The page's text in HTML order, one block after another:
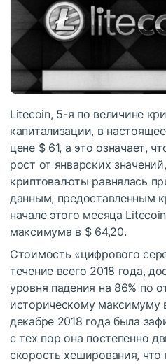
Litecoin, 5-я по величине
капитализации, в
цене $ 61, а это означает,
рост от январских
криптовалюты равнялась
данным, предоставленным
начале этого месяца
максимума в $ 64,20.
Стоимость «цифрового
течение всего 2018 года,
уровня падения на 86% по
историческому максимуму
декабре 2018 года была
с тех пор она постепенно
скорость хеширования,